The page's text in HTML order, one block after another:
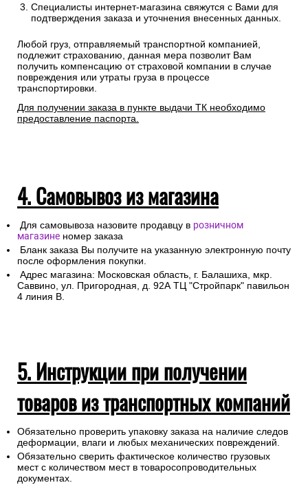
Специалисты интернет-магазина свяжутся с Вами для
подтверждения заказа и уточнения внесенных данных.
Любой груз, отправляемый транспортной компанией,
подлежит страхованию, данная мера позволит Вам
получить компенсацию от страховой компании в случае
повреждения или утраты груза в процессе
транспортировки.
Для получении заказа в пункте выдачи ТК необходимо
предоставление паспорта.
4. Самовывоз из магазина
Для самовывоза назовите продавцу в розничном
магазине номер заказа
Бланк заказа Вы получите на указанную электронную почту
после оформления покупки.
Адрес магазина: Московская область, г. Балашиха, мкр.
Саввино, ул. Пригородная, д. 92А ТЦ "Стройпарк" павильон
4 линия В.
5. Инструкции при получении
товаров из транспортных компаний
Обязательно проверить упаковку заказа на наличие следов
деформации, влаги и любых механических повреждений.
Обязательно сверить фактическое количество грузовых
мест с количеством мест в товаросопроводительных
документах.